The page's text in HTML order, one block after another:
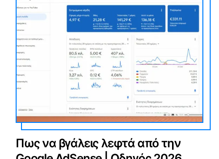
Πως να βγάλεις λεφτά από την